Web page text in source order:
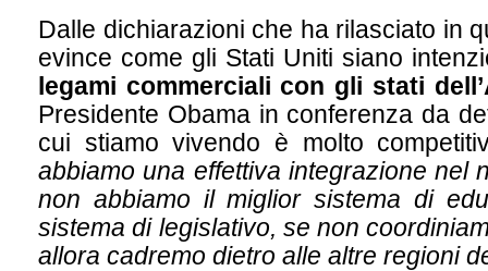
Dalle dichiarazioni che ha rilasciato in
evince come gli Stati Uniti siano
legami commerciali con gli stati
Presidente Obama in conferenza da
cui stiamo vivendo è molto
abbiamo una effettiva integrazione nel
non abbiamo il miglior sistema di
sistema di legislativo, se non
allora cadremo dietro alle altre regioni